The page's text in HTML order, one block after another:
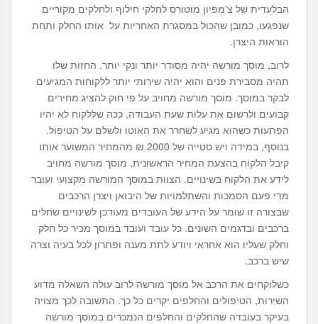
הבלעדית של צ'מפיון מוטורס לחלקי חילוף ולחלקים מקוריים
שנפגעו, כמובן שהכול במסגרת האחריות על אותו החלק ותחת
הוראות היצרן.
לרוב, מוסך מורשה יהיה מסודר יותר ונקי יותר. החזות שלו
תהיה מסבירת פנים והוא יהיה שירותי יותר ללקוחות המגיעים
לבקר במוסך. מוסך מורשה מחויב על פי חוק להציג מחירים
קבועים ולרשום את עלות שעת העבודה, ככה שללקוח לא יהיו
הפתעות כשהוא מגיע לשחרר את האוטו ולשלם על הטיפול.
בנוסף, במידה ויש סטייה של 2000 ₪ מהמחיר המשוער אותו
קיבל הלקוח בהצעת המחיר הראשונית, מוסך מורשה מחויב
לידע את הלקוח בשינויים. הצוות במוסך המורשה מקצועי ועובר
מדי פעם הסמכות והשתלמויות של היבואן ויצרן הרכבים
שבצורה זו שומר על הידע של העובדים מעודכן לשינויים שחלים
ברכבים ובדגמים השונים. כל עובד ועובד במוסך מכיר כל חלק
וחלק שעליו הוא אחראי ויודע לתת מענה ופתרון לכל בעיה וצרה
שיש ברכב.
כשלוקחים את הרכב אל מוסך מורשה לרוב עולה השאלה מדוע
השירות, הטיפולים והחלפים יקרים כל כך. התשובה לכך מצויה
בעיקר בעובדה שהחלקים והחלפים הנמכרים במוסך מורשה